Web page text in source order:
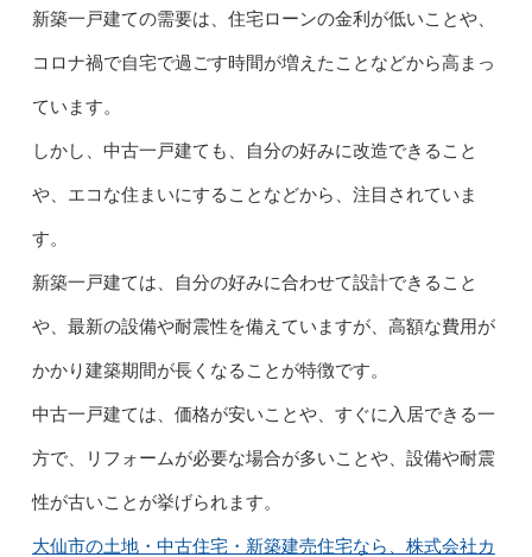
新築一戸建ての需要は、住宅ローンの金利が低いことや、
コロナ禍で自宅で過ごす時間が増えたことなどから高まっ
ています。
しかし、中古一戸建ても、自分の好みに改造できること
や、エコな住まいにすることなどから、注目されていま
す。
新築一戸建ては、自分の好みに合わせて設計できること
や、最新の設備や耐震性を備えていますが、高額な費用が
かかり建築期間が長くなることが特徴です。
中古一戸建ては、価格が安いことや、すぐに入居できる一
方で、リフォームが必要な場合が多いことや、設備や耐震
性が古いことが挙げられます。
大仙市の土地・中古住宅・新築建売住宅なら、株式会社カ